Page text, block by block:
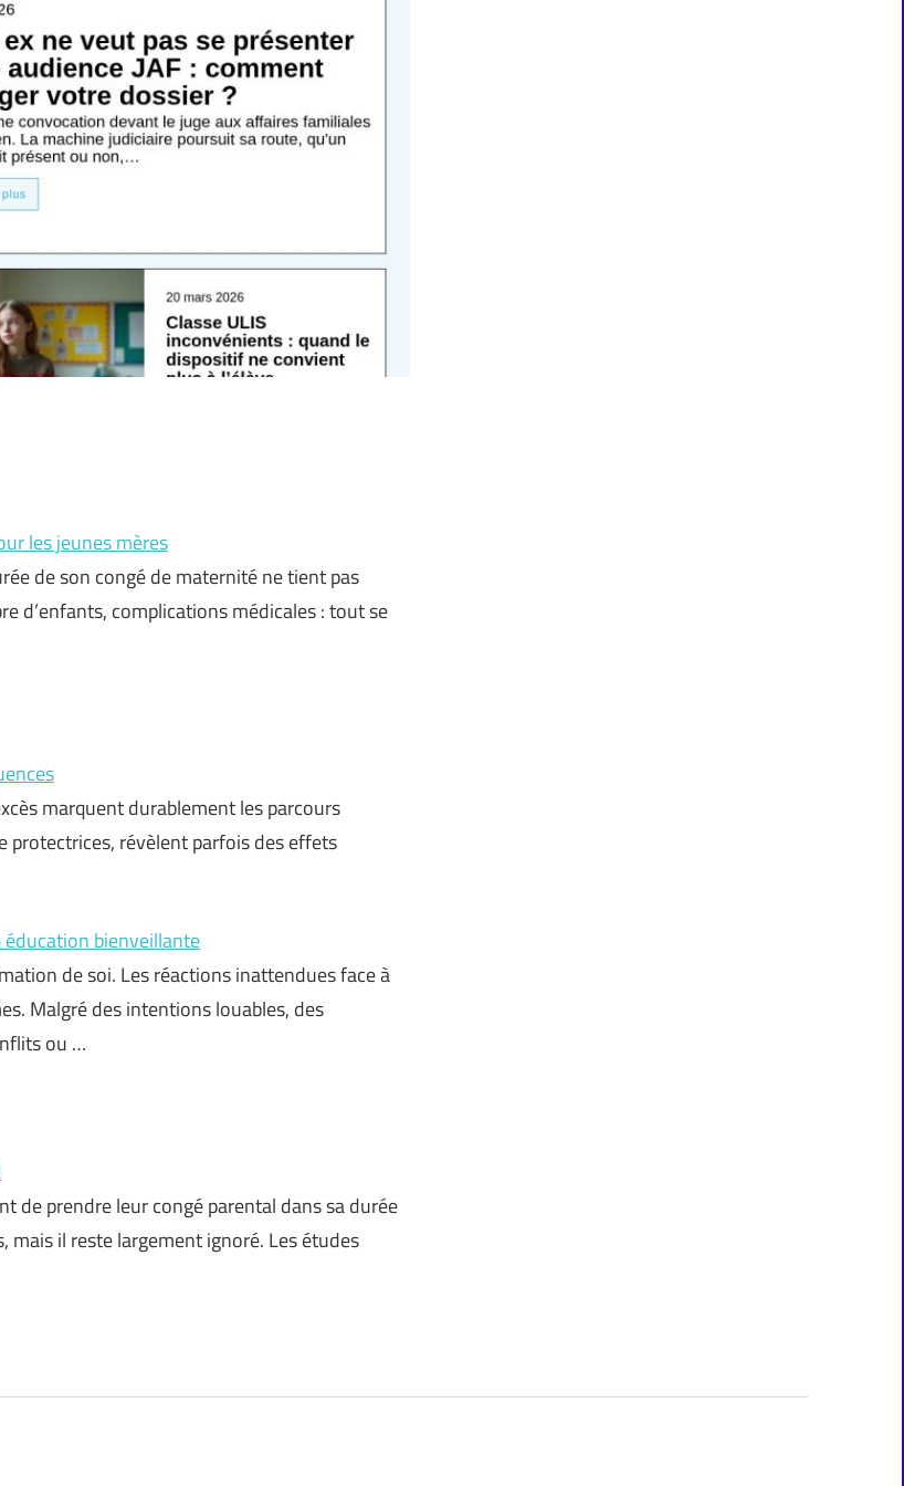
les jeunes mères
de son congé de maternité ne tient pas
d’enfants, complications médicales : tout se
marquent durablement les parcours
protectrices, révèlent parfois des effets
éducation bienveillante
de soi. Les réactions inattendues face à
Malgré des intentions louables, des
ou …
de prendre leur congé parental dans sa durée
mais il reste largement ignoré. Les études